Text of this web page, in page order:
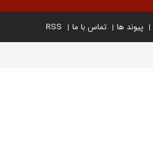
پیوند ها تماس با ما RSS